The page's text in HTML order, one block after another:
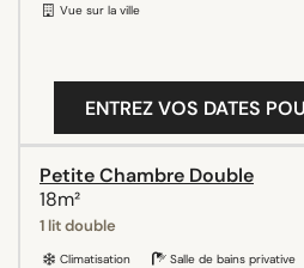
Vue sur la ville
ENTREZ VOS DATES
Petite Chambre Double
18m²
1 lit double
Climatisation Salle de bains privative